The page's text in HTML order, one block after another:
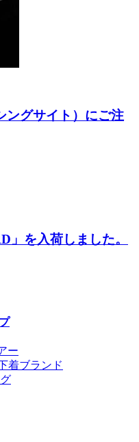
ングサイト）にご注
」を入荷しました。
ー
着ブランド